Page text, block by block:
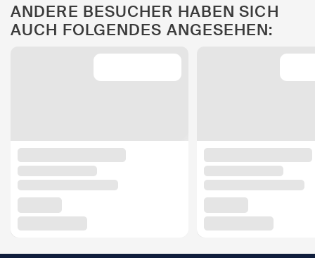
ANDERE BESUCHER HABEN SICH
AUCH FOLGENDES ANGESEHEN: